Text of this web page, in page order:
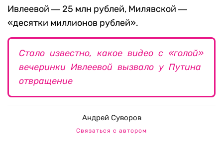
Ивлеевой ― 25 млн рублей, Милявской ―
«десятки миллионов рублей».
Стало известно, какое видео с «голой»
вечеринки Ивлеевой вызвало у Путина
отвращение
Андрей Суворов
Связаться с автором